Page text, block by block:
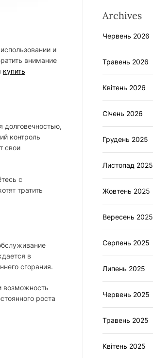
и
внимание
купить
долговечностью,
контроль
свои
с
тратить
в
сгорания.
возможность
роста
Archives
Червень 2026
Травень 2026
Квітень 2026
Січень 2026
Грудень 2025
Листопад 2025
Жовтень 2025
Вересень 2025
Серпень 2025
Липень 2025
Червень 2025
Травень 2025
Квітень 2025